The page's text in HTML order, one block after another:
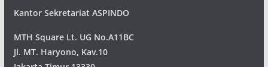
Kantor Sekretariat ASPINDO
MTH Square Lt. UG No.A11BC
Jl. MT. Haryono, Kav.10